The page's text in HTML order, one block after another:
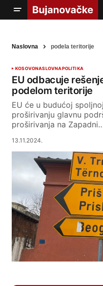
Naslovna podela teritorije
KOSOVONASLOVNAPOLITIKA
EU odbacuje
podelom teritorije
EU će u budućoj
proširivanju glavnu
proširivanja na
13.11.2024.